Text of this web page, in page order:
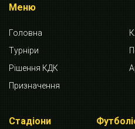
Меню
Головна
Турніри
Рішення КДК
Призначення
Стадіони